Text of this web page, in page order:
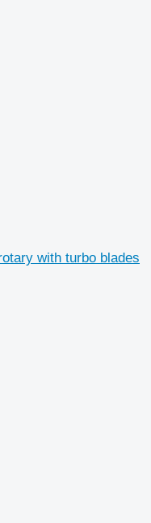
with turbo blades